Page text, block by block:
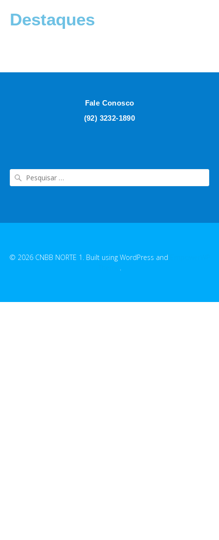
Destaques
Fale Conosco
(92) 3232-1890
© 2026 CNBB NORTE 1. Built using WordPress and
.